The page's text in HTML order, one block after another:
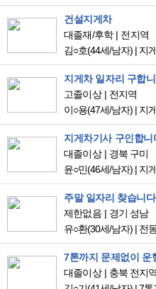
건설지게차
대졸재/후학
전지역
김○호(44세/남자) | 지
지게차 일자리 구합
고졸이상
전지역
이○용(47세/남자) | 지
지게차기사 구인합니
대졸이상
경북 구미
윤○민(46세/남자) | 지
주말 일자리 찾습니다
제한없음
경기 성남
유○환(30세/남자) | 전
7톤까지 문제없이 운
대졸이상
충북 전지역